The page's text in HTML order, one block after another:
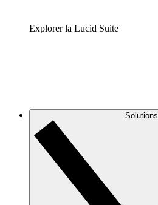
Explorer la Lucid Suite
Solutions